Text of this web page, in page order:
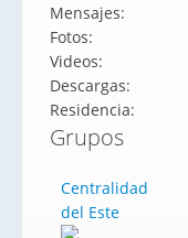
Mensajes:
Fotos:
Videos:
Descargas:
Residencia:
Grupos
Centralidad
del Este